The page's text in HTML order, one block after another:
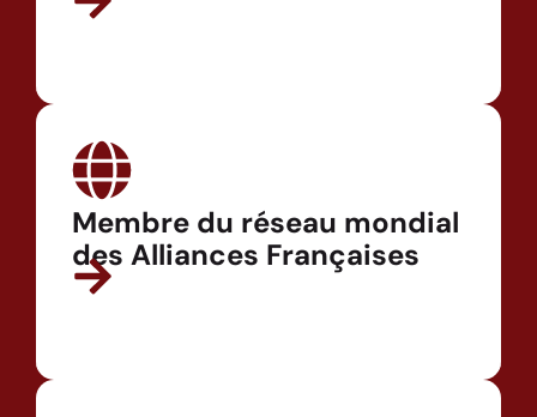
Membre du réseau mondial
des Alliances Françaises